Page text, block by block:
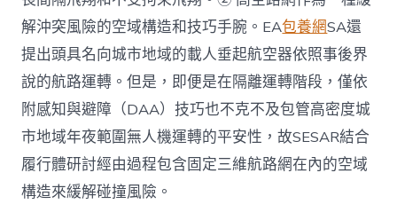
解沖突風險的空域構造和技巧手腕。EA包養網SA還
提出頭具名向城市地域的載人垂起航空器依照事後界
說的航路運轉。但是，即便是在隔離運轉階段，僅依
附感知與避障（DAA）技巧也不克不及包管高密度城
市地域年夜範圍無人機運轉的平安性，故SESAR結合
履行體研討經由過程包含固定三維航路網在內的空域
構造來緩解碰撞風險。